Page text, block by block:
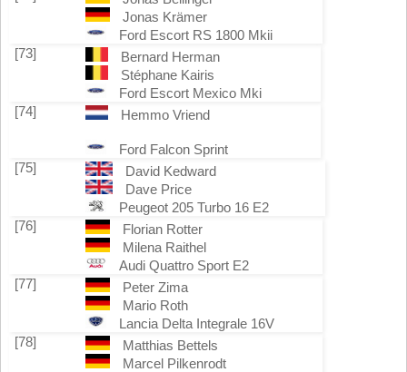
Jonas Krämer
Ford Escort RS 1800 Mkii
[73]
Bernard Herman
Stéphane Kairis
Ford Escort Mexico Mki
[74]
Hemmo Vriend
Ford Falcon Sprint
[75]
David Kedward
Dave Price
Peugeot 205 Turbo 16 E2
[76]
Florian Rotter
Milena Raithel
Audi Quattro Sport E2
[77]
Peter Zima
Mario Roth
Lancia Delta Integrale 16V
[78]
Matthias Bettels
Marcel Pilkenrodt